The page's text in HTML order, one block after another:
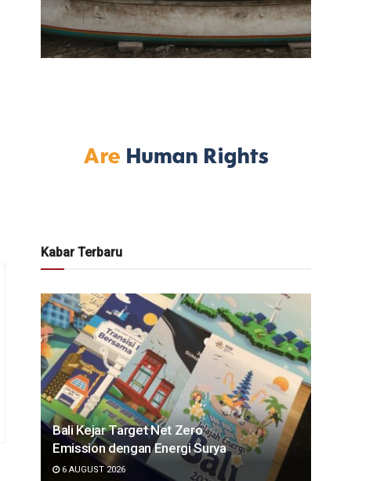
Kabar Terbaru
Bali Kejar Target Net Zero
Emission dengan Energi Surya
6 AUGUST 2026